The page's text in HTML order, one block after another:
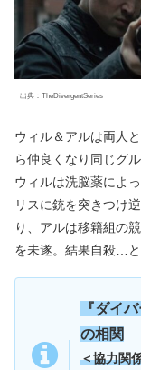
出典：TheDivergentSeries
ウィル＆アルは両人
ら仲良くなり同じグ
ウィルは洗脳薬によ
リスに銃を突きつけ
り、アルは移籍組の
を未遂。結果自殺…と
『ダイ
の相関
＜協力関